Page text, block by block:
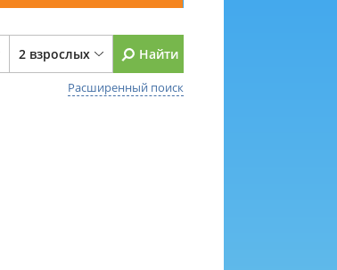
2 взрослых Найти
Расширенный поиск